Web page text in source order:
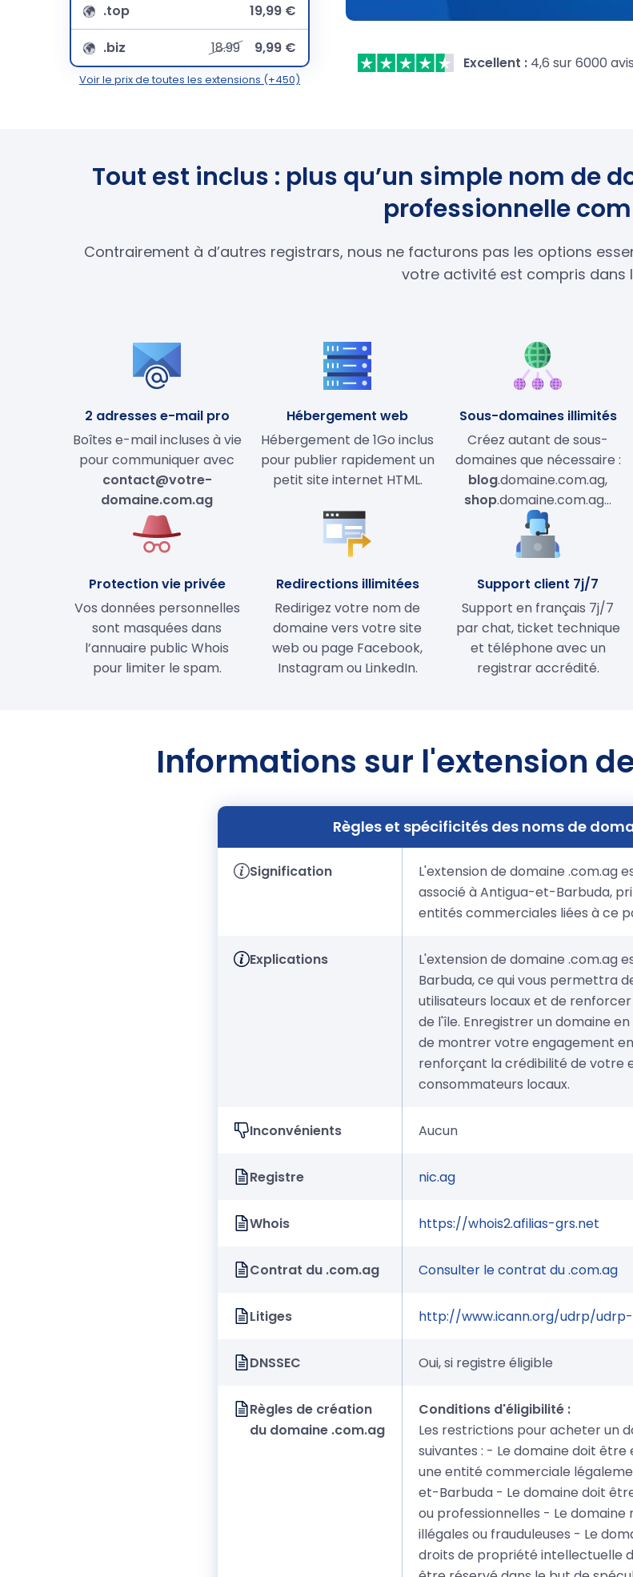
.top
19,99 €
.biz
18.99 9,99 €
Voir le prix de toutes les extensions (+450)
Excellent : 4,6 sur 6000
Tout est inclus : plus qu’un simple nom de
professionnelle
Contrairement à d’autres registrars, nous ne facturons pas les options
votre activité est compris dans
2 adresses e-mail pro
Boîtes e-mail incluses à vie
pour communiquer avec
contact@votre-
domaine.com.ag
Hébergement web
Hébergement de 1Go inclus
pour publier rapidement un
petit site internet HTML.
Sous-domaines illimités
Créez autant de sous-
domaines que nécessaire :
blog.domaine.com.ag,
shop.domaine.com.ag…
Protection vie privée
Vos données personnelles
sont masquées dans
l’annuaire public Whois
pour limiter le spam.
Redirections illimitées
Redirigez votre nom de
domaine vers votre site
web ou page Facebook,
Instagram ou LinkedIn.
Support client 7j/7
Support en français 7j/7
par chat, ticket technique
et téléphone avec un
registrar accrédité.
Informations sur l'extension
Règles et spécificités des noms de
Signification
L'extension de domaine .com.ag
associé à Antigua-et-Barbuda,
entités commerciales liées à ce
Explications
L'extension de domaine .com.ag
Barbuda, ce qui vous permettra
utilisateurs locaux et de
de l'île. Enregistrer un domaine
de montrer votre engagement
renforçant la crédibilité de votre
consommateurs locaux.
Inconvénients Aucun
Registre nic.ag
Whois https://whois2.afilias-grs.net
Contrat du .com.ag Consulter le contrat du .com.ag
Litiges http://www.icann.org/udrp/
DNSSEC Oui, si registre éligible
Règles de création
du domaine .com.ag
Conditions d'éligibilité :
Les restrictions pour acheter un
suivantes : - Le domaine doit
une entité commerciale
et-Barbuda - Le domaine doit
ou professionnelles - Le domaine
illégales ou frauduleuses - Le
droits de propriété intellectuelle